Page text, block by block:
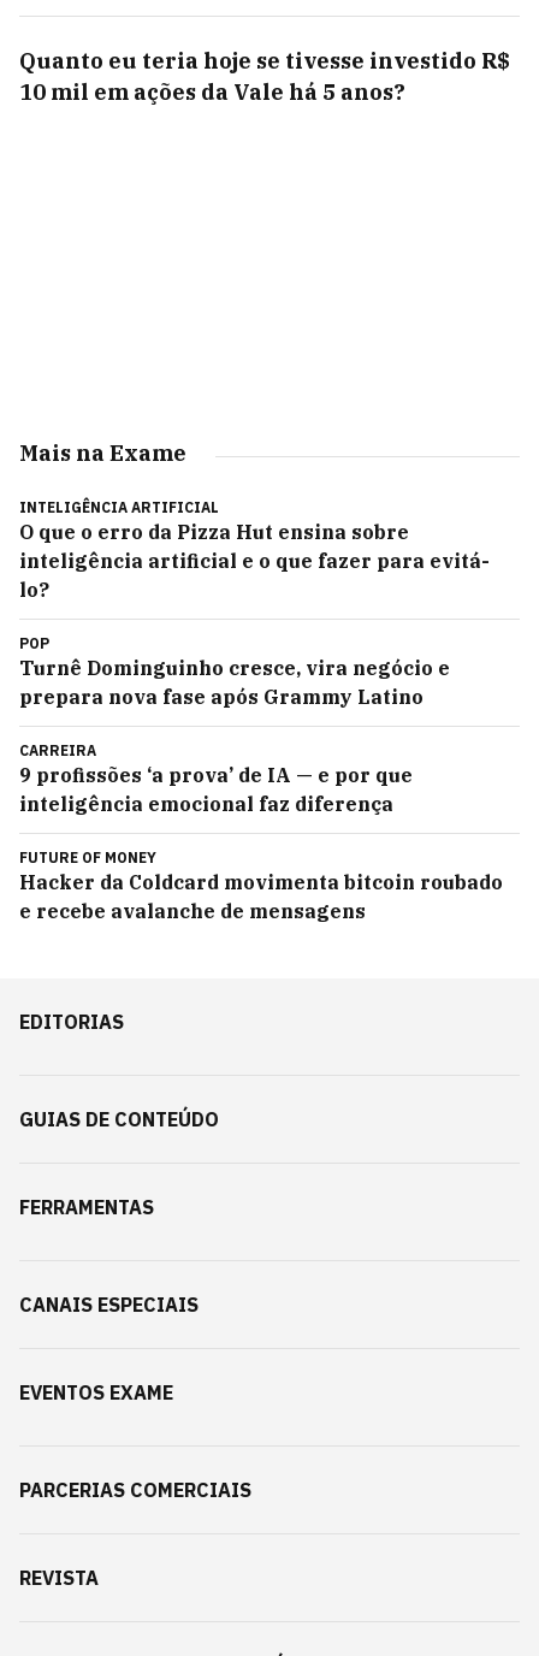
Quanto eu teria hoje se tivesse investido R$
10 mil em ações da Vale há 5 anos?
Mais na Exame
INTELIGÊNCIA ARTIFICIAL
O que o erro da Pizza Hut ensina sobre
inteligência artificial e o que fazer para evitá-
lo?
POP
Turnê Dominguinho cresce, vira negócio e
prepara nova fase após Grammy Latino
CARREIRA
9 profissões ‘a prova’ de IA — e por que
inteligência emocional faz diferença
FUTURE OF MONEY
Hacker da Coldcard movimenta bitcoin roubado
e recebe avalanche de mensagens
EDITORIAS
GUIAS DE CONTEÚDO
FERRAMENTAS
CANAIS ESPECIAIS
EVENTOS EXAME
PARCERIAS COMERCIAIS
REVISTA